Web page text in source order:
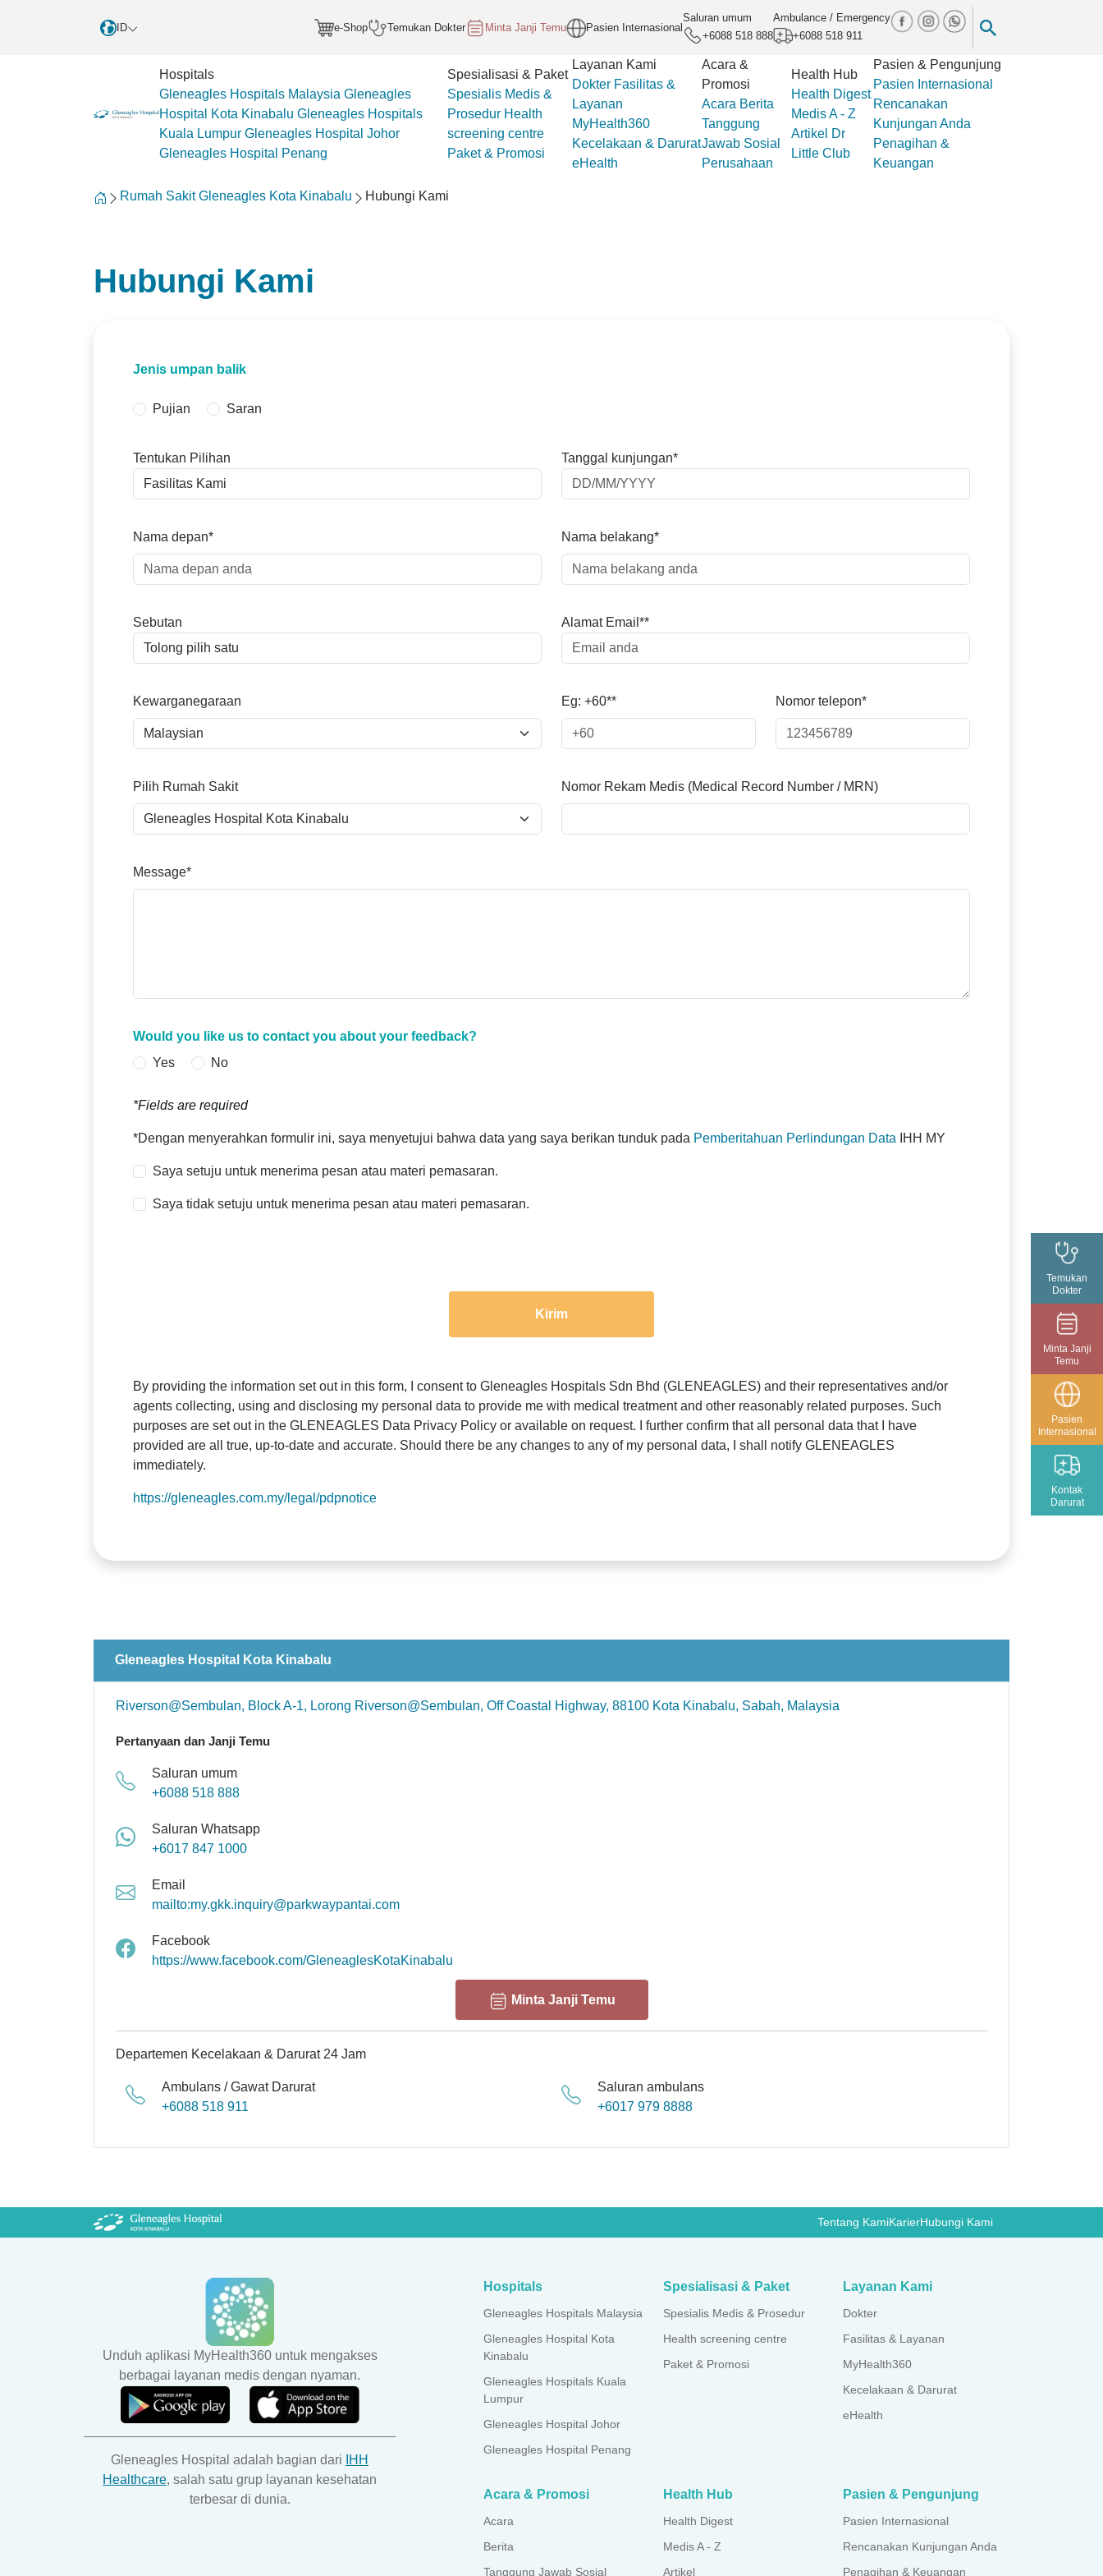
ID e-Shop Temukan Dokter Minta Janji Temu Pasien Internasional
Saluran umum
+6088 518 888
Ambulance / Emergency
+6088 518 911
Temukan
Dokter
Minta Janji
Temu
Pasien
Internasional
Kontak
Darurat
Hospitals
Gleneagles Hospitals Malaysia Gleneagles
Hospital Kota Kinabalu Gleneagles Hospitals
Kuala Lumpur Gleneagles Hospital Johor
Gleneagles Hospital Penang
Spesialisasi & Paket
Spesialis Medis &
Prosedur Health
screening centre
Paket & Promosi
Layanan Kami
Dokter Fasilitas &
Layanan
MyHealth360
Kecelakaan & Darurat
eHealth
Acara &
Promosi
Acara Berita
Tanggung
Jawab Sosial
Perusahaan
Health Hub
Health Digest
Medis A - Z
Artikel Dr
Little Club
Pasien & Pengunjung
Pasien Internasional
Rencanakan
Kunjungan Anda
Penagihan &
Keuangan
Rumah Sakit Gleneagles Kota Kinabalu Hubungi Kami
Hubungi Kami
Jenis umpan balik
Pujian Saran
Tentukan Pilihan Tanggal kunjungan*
Nama depan* Nama belakang*
Sebutan Alamat Email**
Kewarganegaraan Eg: +60** Nomor telepon*
Pilih Rumah Sakit Nomor Rekam Medis (Medical Record Number / MRN)
Message*
Would you like us to contact you about your feedback?
Yes
No
*Fields are required
*Dengan menyerahkan formulir ini, saya menyetujui bahwa data yang saya berikan tunduk pada Pemberitahuan Perlindungan Data IHH MY
Saya setuju untuk menerima pesan atau materi pemasaran.
Saya tidak setuju untuk menerima pesan atau materi pemasaran.
Kirim
By providing the information set out in this form, I consent to Gleneagles Hospitals Sdn Bhd (GLENEAGLES) and their representatives and/or
agents collecting, using and disclosing my personal data to provide me with medical treatment and other reasonably related purposes. Such
purposes are set out in the GLENEAGLES Data Privacy Policy or available on request. I further confirm that all personal data that I have
provided are all true, up-to-date and accurate. Should there be any changes to any of my personal data, I shall notify GLENEAGLES
immediately.
https://gleneagles.com.my/legal/pdpnotice
Gleneagles Hospital Kota Kinabalu
Riverson@Sembulan, Block A-1, Lorong Riverson@Sembulan, Off Coastal Highway, 88100 Kota Kinabalu, Sabah, Malaysia
Pertanyaan dan Janji Temu
Saluran umum
+6088 518 888
Saluran Whatsapp
+6017 847 1000
Email
mailto:my.gkk.inquiry@parkwaypantai.com
Facebook
https://www.facebook.com/GleneaglesKotaKinabalu
Minta Janji Temu
Departemen Kecelakaan & Darurat 24 Jam
Ambulans / Gawat Darurat
+6088 518 911
Saluran ambulans
+6017 979 8888
Tentang KamiKarierHubungi Kami
Unduh aplikasi MyHealth360 untuk mengakses
berbagai layanan medis dengan nyaman.
Gleneagles Hospital adalah bagian dari
IHH
Healthcare, salah satu grup layanan kesehatan
terbesar di dunia.
Hospitals
Gleneagles Hospitals Malaysia
Gleneagles Hospital Kota
Kinabalu
Gleneagles Hospitals Kuala
Lumpur
Gleneagles Hospital Johor
Gleneagles Hospital Penang
Spesialisasi & Paket
Spesialis Medis & Prosedur
Health screening centre
Paket & Promosi
Layanan Kami
Dokter
Fasilitas & Layanan
MyHealth360
Kecelakaan & Darurat
eHealth
Acara & Promosi
Acara
Berita
Tanggung Jawab Sosial
Health Hub
Health Digest
Medis A - Z
Artikel
Pasien & Pengunjung
Pasien Internasional
Rencanakan Kunjungan Anda
Penagihan & Keuangan